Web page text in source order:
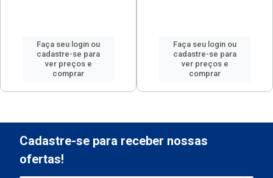
Faça seu login ou
cadastre-se para
ver preços e
comprar
Faça seu login ou
cadastre-se para
ver preços e
comprar
Cadastre-se para receber nossas
ofertas!